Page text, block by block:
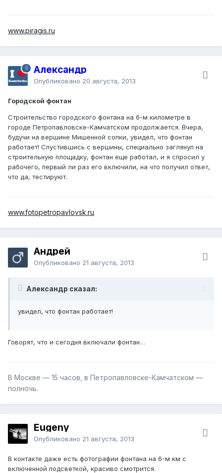
www.piragis.ru
Александр
Опубликовано 20 августа, 2013
Городской фонтан
Строительство городского фонтана на 6-м километре в
городе Петропавловске-Камчатском продолжается. Вчера,
будучи на вершине Мишенной сопки, увидел, что фонтан
работает! Спустившись с вершины, специально заглянул на
строительную площадку, фонтан еще работал, и я спросил у
рабочего, первый ли раз его включили, на что получил ответ,
что да, тестируют.
www.fotopetropavlovsk.ru
Андрей
Опубликовано 21 августа, 2013
Александр сказал:
увидел, что фонтан работает!
Говорят, что и сегодня включали фонтан…
В Москве — 15 часов, в Петропавловске-Камчатском —
полночь.
Eugeny
Опубликовано 21 августа, 2013
В контакте даже есть фотографии фонтана на 6-м км с
включенной подсветкой, красиво смотрится.